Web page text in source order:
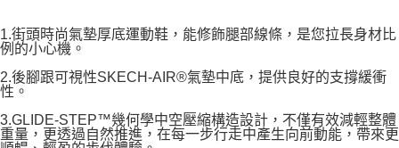
1.街頭時尚氣墊厚底運動鞋，能修飾腿部線條，是您拉長身材比
例的小心機。
2.後腳跟可視性SKECH-AIR®氣墊中底，提供良好的支撐緩衝
性。
3.GLIDE-STEP™幾何學中空壓縮構造設計，不僅有效減輕整體
重量，更透過自然推進，在每一步行走中產生向前動能，帶來更